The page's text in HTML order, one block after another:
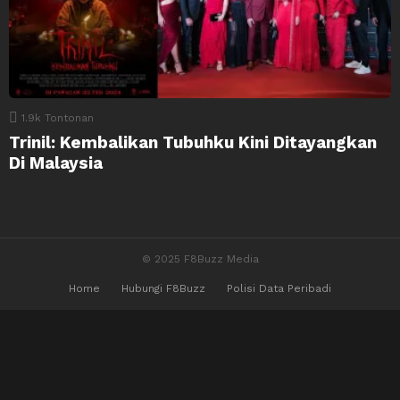
1.9k Tontonan
Trinil: Kembalikan Tubuhku Kini Ditayangkan
Di Malaysia
© 2025 F8Buzz Media
Home Hubungi F8Buzz Polisi Data Peribadi